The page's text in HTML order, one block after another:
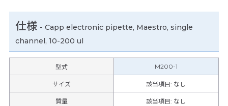
仕様 - Capp electronic pipette, Maestro, single
channel, 10-200 ul
型式 M200-1
サイズ 該当項目: なし
質量 該当項目: なし